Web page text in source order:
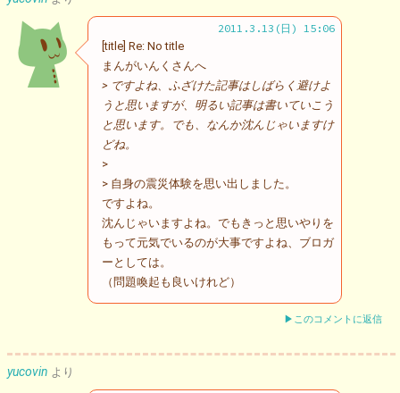
2011.3.13(日) 15:06
[title] Re: No title
まんがいんくさんへ
> ですよね、ふざけた記事はしばらく避けよ
うと思いますが、明るい記事は書いていこう
と思います。でも、なんか沈んじゃいますけ
どね。
>
> 自身の震災体験を思い出しました。
ですよね。
沈んじゃいますよね。でもきっと思いやりを
もって元気でいるのが大事ですよね、ブロガ
ーとしては。
（問題喚起も良いけれど）
▶このコメントに返信
yucovin より